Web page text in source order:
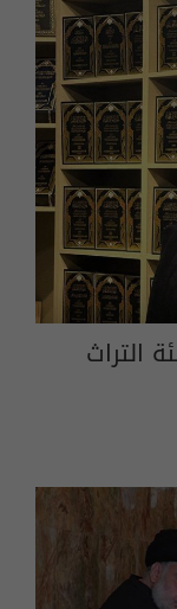
التراث